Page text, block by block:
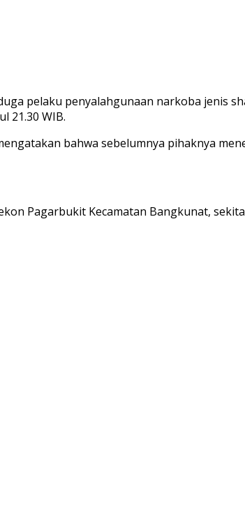
pelaku penyalahgunaan narkoba jenis
21.30 WIB.
bahwa sebelumnya pihaknya
Pagarbukit Kecamatan Bangkunat,